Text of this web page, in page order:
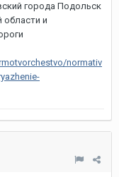
города Подольск
области и
normativ